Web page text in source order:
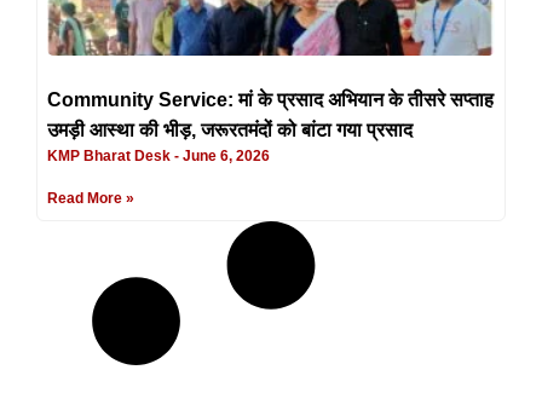
Community Service: मां के प्रसाद अभियान के तीसरे सप्ताह
उमड़ी आस्था की भीड़, जरूरतमंदों को बांटा गया प्रसाद
KMP Bharat Desk June 6, 2026
Read More »